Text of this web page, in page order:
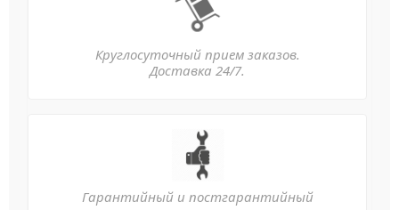
Круглосуточный прием заказов.
Доставка 24/7.
Гарантийный и постгарантийный
ремонт техники.